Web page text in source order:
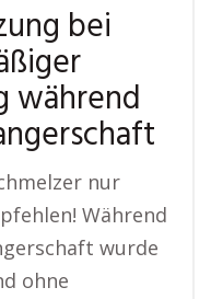
bei
während
nur
Während
wurde
ohne